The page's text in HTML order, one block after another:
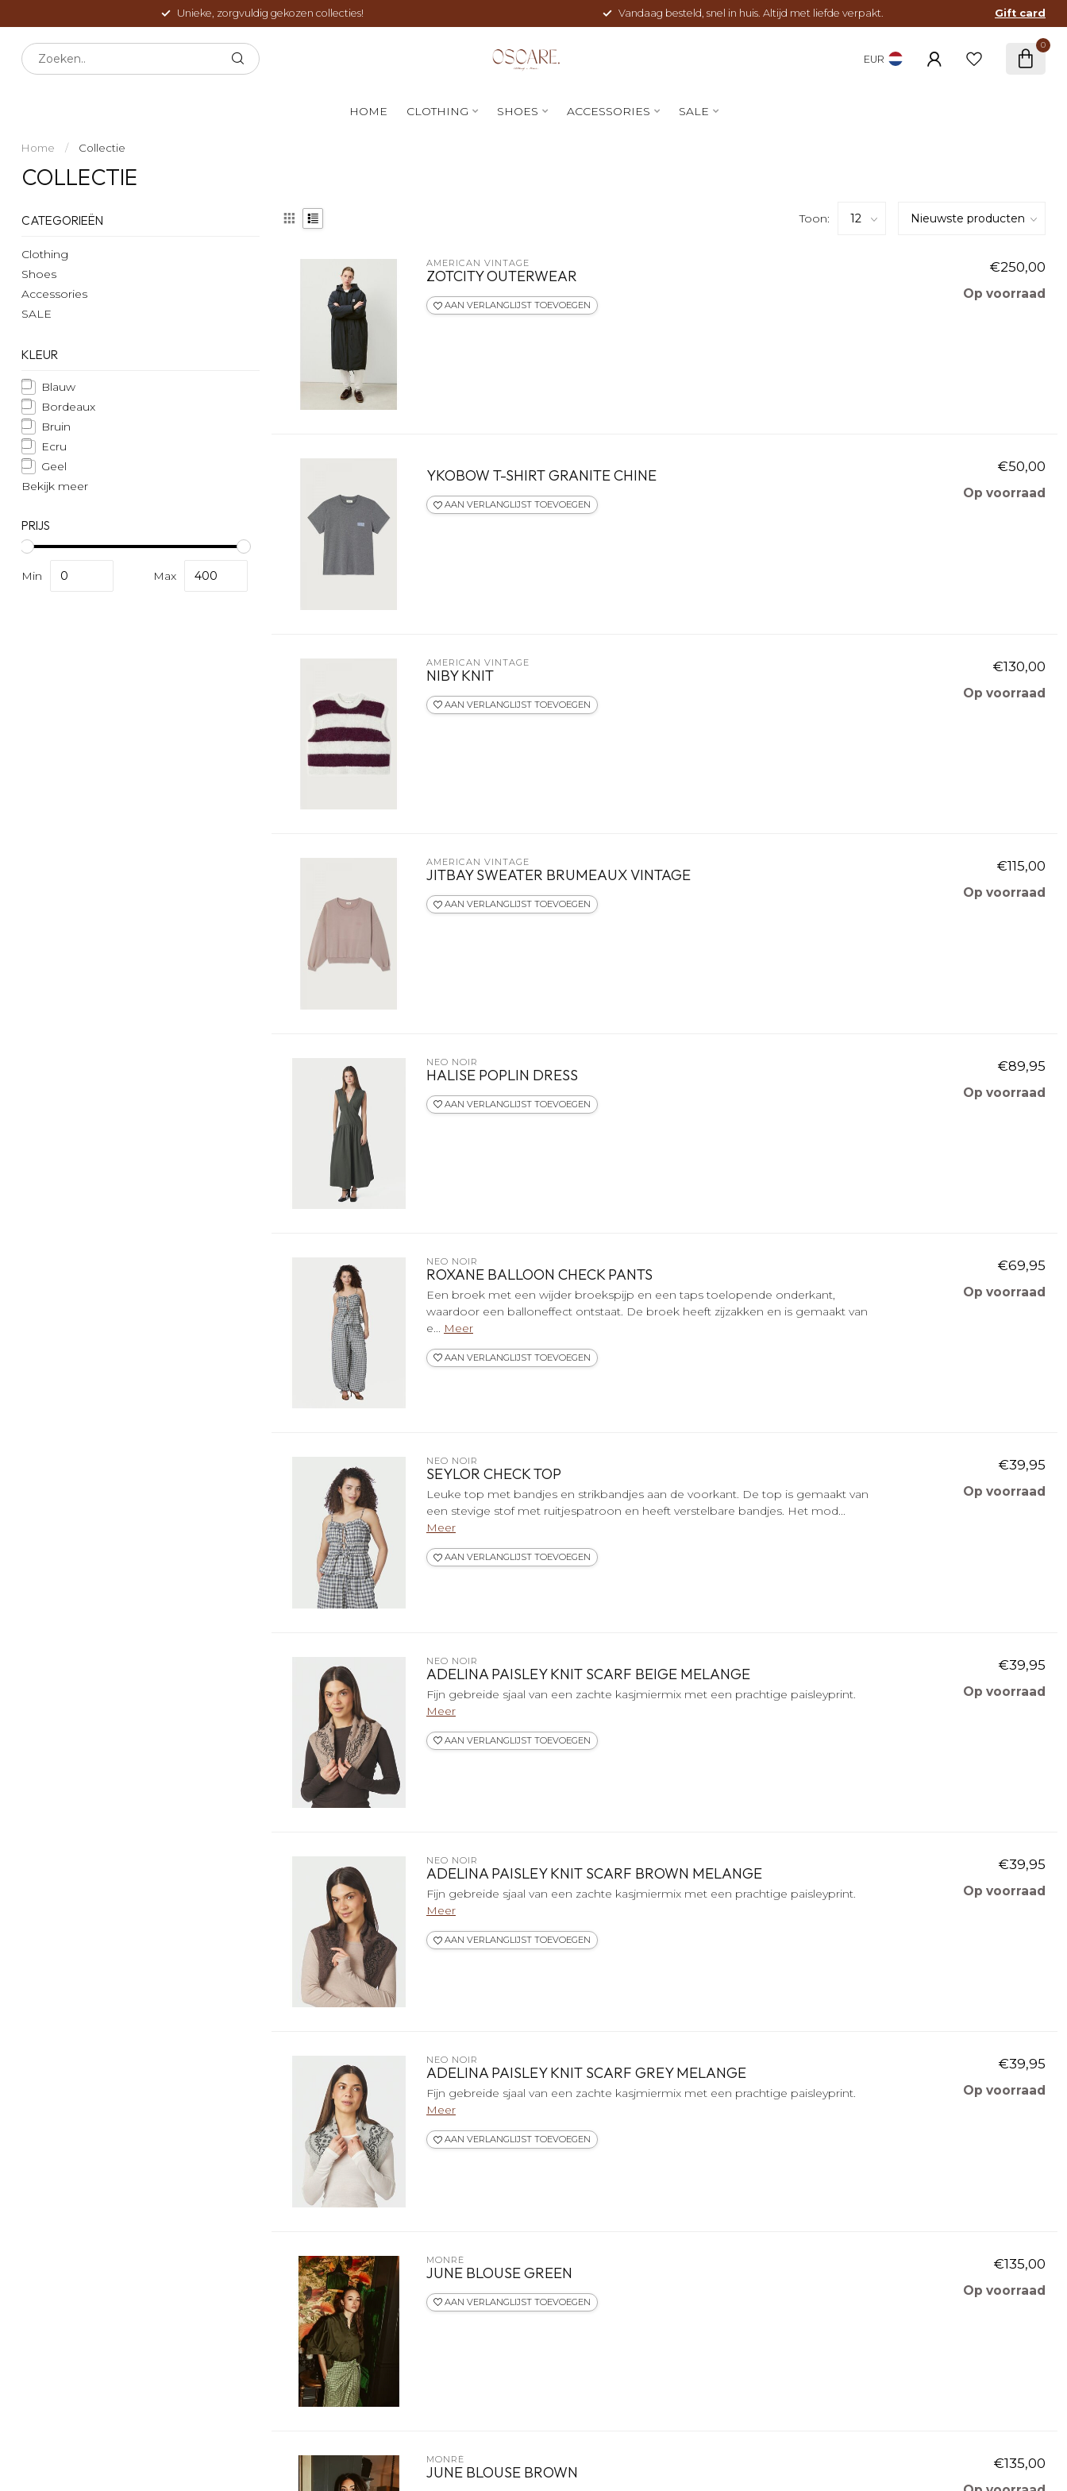
Unieke, zorgvuldig gekozen collecties! Vandaag besteld, snel in huis. Altijd met liefde verpakt. Gift card
EUR
0
HOME CLOTHING SHOES ACCESSORIES SALE
Home / Collectie
COLLECTIE
CATEGORIEËN
Clothing
Shoes
Accessories
SALE
KLEUR
Blauw
Bordeaux
Bruin
Ecru
Geel
Bekijk meer
PRIJS
Min Max
Toon:
AMERICAN VINTAGE
ZOTCITY OUTERWEAR
AAN VERLANGLIJST TOEVOEGEN
€250,00
Op voorraad
YKOBOW T-SHIRT GRANITE CHINE
AAN VERLANGLIJST TOEVOEGEN
€50,00
Op voorraad
AMERICAN VINTAGE
NIBY KNIT
AAN VERLANGLIJST TOEVOEGEN
€130,00
Op voorraad
AMERICAN VINTAGE
JITBAY SWEATER BRUMEAUX VINTAGE
AAN VERLANGLIJST TOEVOEGEN
€115,00
Op voorraad
NEO NOIR
HALISE POPLIN DRESS
AAN VERLANGLIJST TOEVOEGEN
€89,95
Op voorraad
NEO NOIR
ROXANE BALLOON CHECK PANTS
Een broek met een wijder broekspijp en een taps toelopende onderkant,
waardoor een balloneffect ontstaat. De broek heeft zijzakken en is gemaakt van
e... Meer
AAN VERLANGLIJST TOEVOEGEN
€69,95
Op voorraad
NEO NOIR
SEYLOR CHECK TOP
Leuke top met bandjes en strikbandjes aan de voorkant. De top is gemaakt van
een stevige stof met ruitjespatroon en heeft verstelbare bandjes. Het mod...
Meer
AAN VERLANGLIJST TOEVOEGEN
€39,95
Op voorraad
NEO NOIR
ADELINA PAISLEY KNIT SCARF BEIGE MELANGE
Fijn gebreide sjaal van een zachte kasjmiermix met een prachtige paisleyprint.
Meer
AAN VERLANGLIJST TOEVOEGEN
€39,95
Op voorraad
NEO NOIR
ADELINA PAISLEY KNIT SCARF BROWN MELANGE
Fijn gebreide sjaal van een zachte kasjmiermix met een prachtige paisleyprint.
Meer
AAN VERLANGLIJST TOEVOEGEN
€39,95
Op voorraad
NEO NOIR
ADELINA PAISLEY KNIT SCARF GREY MELANGE
Fijn gebreide sjaal van een zachte kasjmiermix met een prachtige paisleyprint.
Meer
AAN VERLANGLIJST TOEVOEGEN
€39,95
Op voorraad
MONRÉ
JUNE BLOUSE GREEN
AAN VERLANGLIJST TOEVOEGEN
€135,00
Op voorraad
MONRÉ
JUNE BLOUSE BROWN €135,00